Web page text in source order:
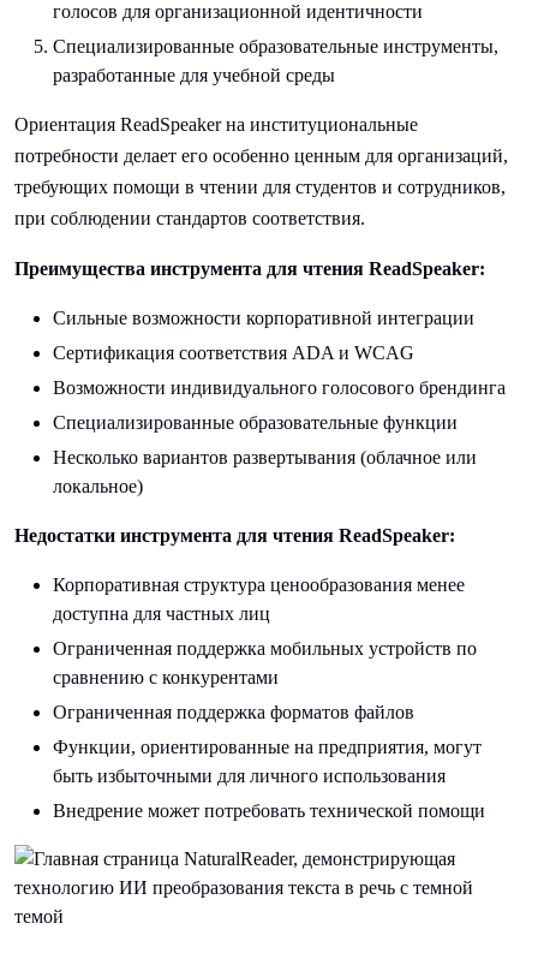
голосов для организационной идентичности
Специализированные образовательные инструменты,
разработанные для учебной среды
Ориентация ReadSpeaker на институциональные
потребности делает его особенно ценным для организаций,
требующих помощи в чтении для студентов и сотрудников,
при соблюдении стандартов соответствия.
Преимущества инструмента для чтения ReadSpeaker:
Сильные возможности корпоративной интеграции
Сертификация соответствия ADA и WCAG
Возможности индивидуального голосового брендинга
Специализированные образовательные функции
Несколько вариантов развертывания (облачное или
локальное)
Недостатки инструмента для чтения ReadSpeaker:
Корпоративная структура ценообразования менее
доступна для частных лиц
Ограниченная поддержка мобильных устройств по
сравнению с конкурентами
Ограниченная поддержка форматов файлов
Функции, ориентированные на предприятия, могут
быть избыточными для личного использования
Внедрение может потребовать технической помощи